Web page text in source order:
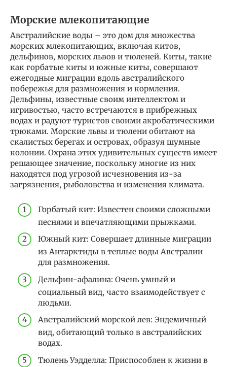
Морские млекопитающие
Австралийские воды – это дом для множества
морских млекопитающих, включая китов,
дельфинов, морских львов и тюленей. Киты, такие
как горбатые киты и южные киты, совершают
ежегодные миграции вдоль австралийского
побережья для размножения и кормления.
Дельфины, известные своим интеллектом и
игривостью, часто встречаются в прибрежных
водах и радуют туристов своими акробатическими
трюками. Морские львы и тюлени обитают на
скалистых берегах и островах, образуя шумные
колонии. Охрана этих удивительных существ имеет
решающее значение, поскольку многие из них
находятся под угрозой исчезновения из-за
загрязнения, рыболовства и изменения климата.
Горбатый кит: Известен своими сложными
песнями и впечатляющими прыжками.
Южный кит: Совершает длинные миграции
из Антарктиды в теплые воды Австралии
для размножения.
Дельфин-афалина: Очень умный и
социальный вид, часто взаимодействует с
людьми.
Австралийский морской лев: Эндемичный
вид, обитающий только в австралийских
водах.
Тюлень Уэдделла: Приспособлен к жизни в